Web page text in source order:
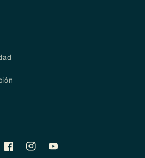
FacebookInstagramYouTube